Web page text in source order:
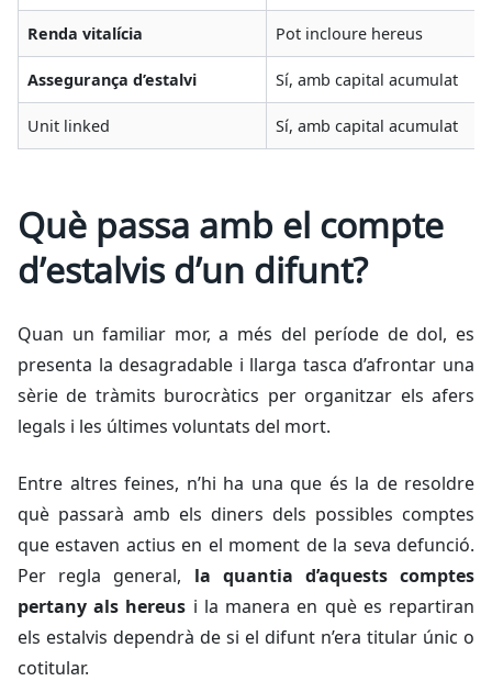
Renda vitalícia Pot incloure hereus
Assegurança d’estalvi Sí, amb capital acumulat
Unit linked Sí, amb capital acumulat
Què passa amb el compte
d’estalvis d’un difunt?
Quan un familiar mor, a més del període de dol, es
presenta la desagradable i llarga tasca d’afrontar una
sèrie de tràmits burocràtics per organitzar els afers
legals i les últimes voluntats del mort.
Entre altres feines, n’hi ha una que és la de resoldre
què passarà amb els diners dels possibles comptes
que estaven actius en el moment de la seva defunció.
Per regla general, la quantia d’aquests comptes
pertany als hereus i la manera en què es repartiran
els estalvis dependrà de si el difunt n’era titular únic o
cotitular.